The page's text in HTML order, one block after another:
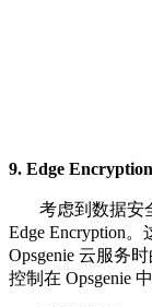
9. Edge
考虑到数据安全
Edge Encryption
Opsgenie 云服务
控制在 Opsgenie